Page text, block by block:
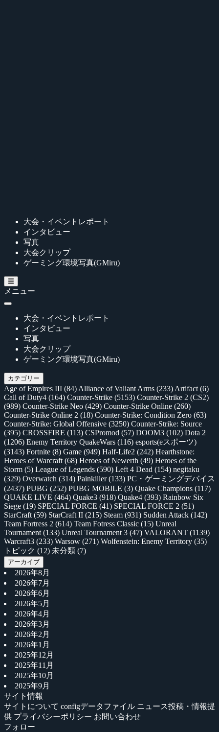
大会・イベントレポート
インタビュー
写真
大会クリップ
ゲーミング環境写真(GMiru)
メニュー
大会・イベントレポート
インタビュー
写真
大会クリップ
ゲーミング環境写真(GMiru)
カテゴリー
Age of Empires III (84) Alliance of Valiant Arms (233) Artifact (6)
Call of Duty4 (164) Counter-Strike (5153) Counter-Strike 2 (CS2)
(989) Counter-Strike Neo (429) Counter-Strike Online (260)
Counter-Strike Online 2 (18) Counter-Strike: Condition Zero (63)
Counter-Strike: Global Offensive (3250) Counter-Strike: Source
(395) CROSSFIRE (113) CSPromod (57) DOOM3 (102) Dota 2
(1206) Enemy Territory QuakeWars (116) esports(eスポーツ)
(3143) Fortnite (8) Game (949) Half-Life2 (242) Hearthstone:
Heroes of Warcraft (68) Heroes of Newerth (49) Heroes of the
Storm (5) League of Legends (590) Left 4 Dead (154) negitaku
(329) Overwatch (314) Painkiller(133) PC・ゲーミングデバイス
(2437) PUBG (252) PUBG MOBILE (3) Quake Champions (117)
QUAKE LIVE (464) Quake3 (918) Quake4 (393) Rainbow Six
Siege (19) SPECIAL FORCE (41) SPECIAL FORCE 2 (51)
StarCraft (59) StarCraft II (215) Steam (931) Sudden Attack (142)
Team Fortress 2 (614) Team Fotress Classic (15) Unreal
Tournament (133) Unreal Tournament 3 (47) VALORANT (1139)
Warcraft3 (233) Warsow (271) Wolfenstein: Enemy Territory (35)
トピック (12) 未分類 (7)
アーカイブ
2026年8月
2026年7月
2026年6月
2026年5月
2026年4月
2026年3月
2026年2月
2026年1月
2025年12月
2025年11月
2025年10月
2025年9月
サイト情報
サイトについて configデータファイル ニュース投稿・情報提
供 プライバシーポリシー お問い合わせ
フォロー